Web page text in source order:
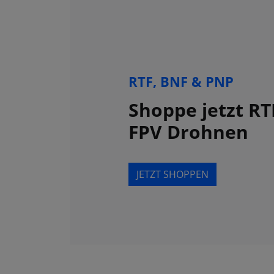
RTF, BNF & PNP
Shoppe jetzt
FPV Drohnen
JETZT SHOPPEN